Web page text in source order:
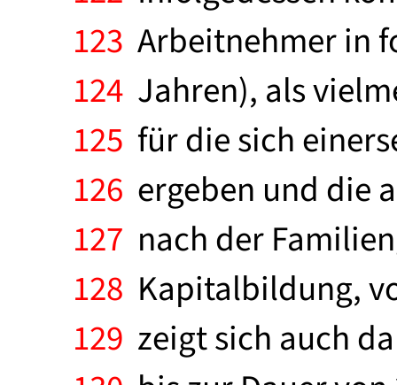
123 Arbeitnehmer in
124 Jahren), als
125 für die sich
126 ergeben und die
127 nach der
128 Kapitalbildung,
129 zeigt sich auch